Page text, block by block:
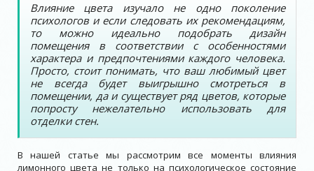
Влияние цвета изучало не одно поколение
психологов и если следовать их рекомендациям,
то можно идеально подобрать дизайн
помещения в соответствии с особенностями
характера и предпочтениями каждого человека.
Просто, стоит понимать, что ваш любимый цвет
не всегда будет выигрышно смотреться в
помещении, да и существует ряд цветов, которые
попросту нежелательно использовать для
отделки стен.
В нашей статье мы рассмотрим все моменты влияния
лимонного цвета не только на психологическое состояние